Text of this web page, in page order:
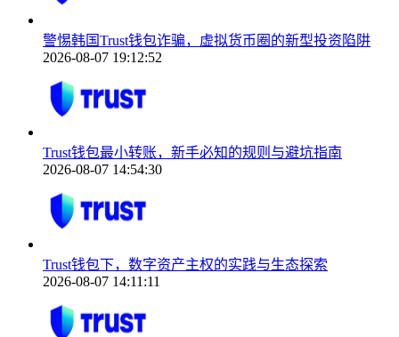
警惕韩国Trust钱包诈骗，虚拟货币圈的新型投资陷阱
2026-08-07 19:12:52
Trust钱包最小转账，新手必知的规则与避坑指南
2026-08-07 14:54:30
Trust钱包下，数字资产主权的实践与生态探索
2026-08-07 14:11:11